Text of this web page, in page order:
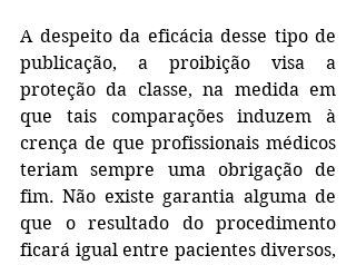
A despeito da eficácia desse tipo de
publicação, a proibição visa a
proteção da classe, na medida em
que tais comparações induzem à
crença de que profissionais médicos
teriam sempre uma obrigação de
fim. Não existe garantia alguma de
que o resultado do procedimento
ficará igual entre pacientes diversos,